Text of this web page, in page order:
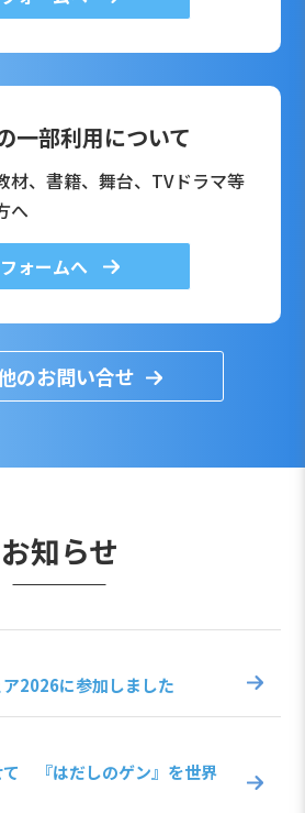
一部利用について
材、書籍、舞台、TVドラマ等
へ
フォームへ
のお問い合せ
お知らせ
2026に参加しました
て 『はだしのゲン』を世界